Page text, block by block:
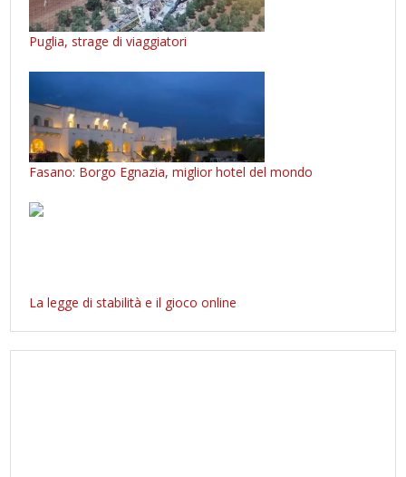
Puglia, strage di viaggiatori
Fasano: Borgo Egnazia, miglior hotel del mondo
La legge di stabilità e il gioco online